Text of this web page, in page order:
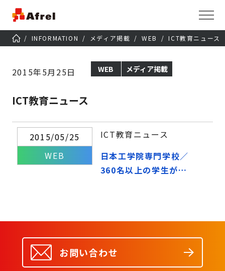
INFORMATION メディア掲載 WEB ICT教育ニュース
2015年5月25日 WEB メディア掲載
ICT教育ニュース
2015/05/25
WEB
ICT教育ニュース
日本工学院専門学校／
360名以上の学生が一
お問い合わせ